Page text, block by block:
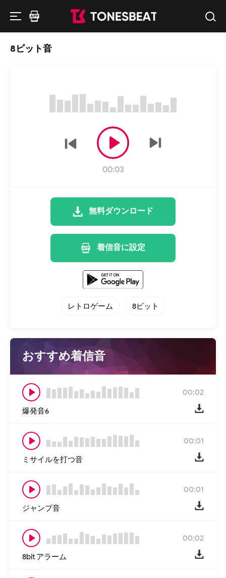
8ビット音
00:03
無料ダウンロード
着信音に設定
レトロゲーム 8ビット
おすすめ着信音
00:02
爆発音6
00:01
ミサイルを打つ音
00:01
ジャンプ音
00:02
8bit アラーム